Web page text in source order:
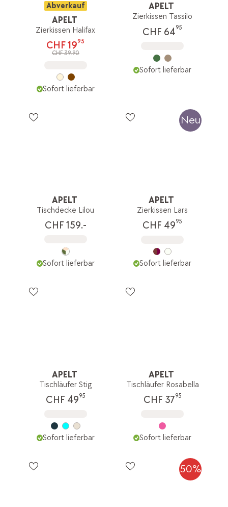
Abverkauf
APELT
Zierkissen Halifax
CHF 1995
CHF 39.90
Sofort lieferbar
APELT
Zierkissen Tassilo
CHF 6495
Sofort lieferbar
APELT
Tischdecke Lilou
CHF 159.-
Sofort lieferbar
Neu
APELT
Zierkissen Lars
CHF 4995
Sofort lieferbar
APELT
Tischläufer Stig
CHF 4995
Sofort lieferbar
APELT
Tischläufer Rosabella
CHF 3795
Sofort lieferbar
50%